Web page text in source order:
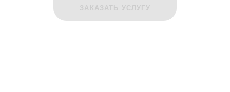
ЗАКАЗАТЬ УСЛУГУ